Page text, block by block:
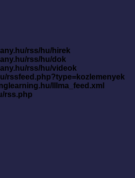
rss/hu/hirek
rss/hu/dok
rss/hu/videok
rssfeed.php?type=kozlemenyek
lllma_feed.xml
rss.php